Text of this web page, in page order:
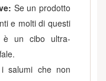
Se un prodotto
e molti di questi
è un cibo ultra-
i salumi che non